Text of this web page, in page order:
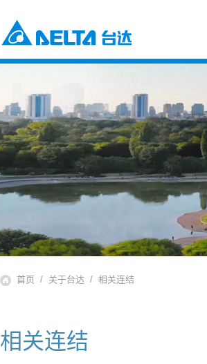
楼宇自动化解决方案
数据中心解决方案
通信网络电源解决方案
智慧能源解决方案
视讯与监控解决方案
电动车充电解决方案
元器件
电源及系统
风扇与散热管理
交通
电动车动力系统
自动化
楼宇自动化
基础设施
能源基础设施
首页 关于台达 相关连结
相关连结